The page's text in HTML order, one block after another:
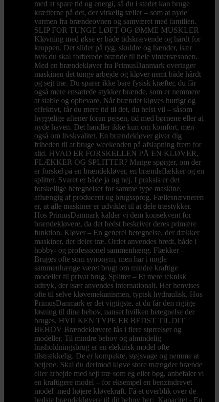
med at spare tid og energi, så du i stedet kan bruge
kræfterne på det, der virkelig tæller – som at nyde
varmen fra brændeovnen og samværet med familien.
SLIP FOR TUNGE LØFT OG ØMME MUSKLER
Kløvning med økse er både tidskrævende og hårdt for
kroppen. Det slider på ryg, skuldre og hænder, især
hvis du skal forberede brænde til hele vintersæsonen.
Med en brændekløver fra PrimusDanmark overtager
maskinen det tunge arbejde og kløver nemt både hårdt
og sejt træ. Du sparer ikke bare fysisk kræfter, du får
også mere ensartede stykker brænde, som er nemmere
at stable og opbevare. Når brændet kløves hurtigt og
effektivt, får du mere tid til det, du helst vil – såsom
hyggelige aftener foran pejsen, tid med børnene eller at
nyde haven. Det handler ikke kun om komfort, men
også om livskvalitet. En brændekløver giver dig
friheden til at bruge weekenden på afslapning frem for
slid. HVAD ER FORSKELLEN PÅ EN KLØVER,
FLÆKKER OG SPLITTER? Mange spørger, om der
er forskel på en brændekløver, en brændeflækker og en
splitter. Svaret er både ja og nej. I praksis er det
forskellige betegnelser for samme type maskine,
afhængig af producent og brugssprog. Fællesnævneren
er, at alle maskiner er udviklet til at dele træstykker.
Hos PrimusDanmark kalder vi dem konsekvent for
brændekløvere, da det bedst beskriver deres primære
funktion. Kløver – En generel betegnelse, der dækker
maskiner, der deler træ. Ordet anvendes bredt, både i
hobby- og professionel sammenhæng. Flækker –
Bruges ofte som synonym, men har i nogle
sammenhænge været brugt om mindre kraftige
modeller til privat brug. Splitter – Et mere teknisk
udtryk, der især anvendes internationalt. Her henvises
ofte til selve kløvemekanismen, typisk hydraulisk. Hos
PrimusDanmark er det vigtigste, at du får den rigtige
løsning til dine behov, uanset hvilken betegnelse der
bruges. HVILKEN TYPE ER BEDST TIL DIT
BEHOV Brændekløvere fås i flere størrelser og
modeller. Til mindre behov og almindelig
husholdningsbrug er en elektrisk model ofte
tilstrækkelig. De er kompakte, støjsvage og nemme at
betjene. Skal du derimod kløve store mængder brænde
eller arbejde med sejt træ som eg eller bøg, anbefaler vi
en kraftigere model – for eksempel en benzindrevet
model med højere kløvekraft. Få et overblik over de
bedste brændekløvere til dit behov her: Kapacitet - En